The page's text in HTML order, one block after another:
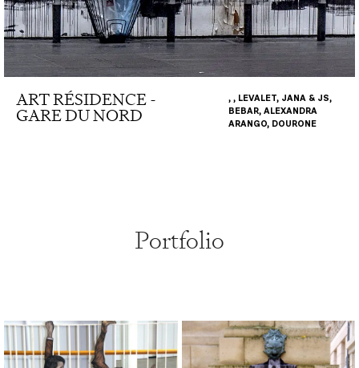
ART RÉSIDENCE -
GARE DU NORD
, , LEVALET, JANA & JS,
BEBAR, ALEXANDRA
ARANGO, DOURONE
Portfolio